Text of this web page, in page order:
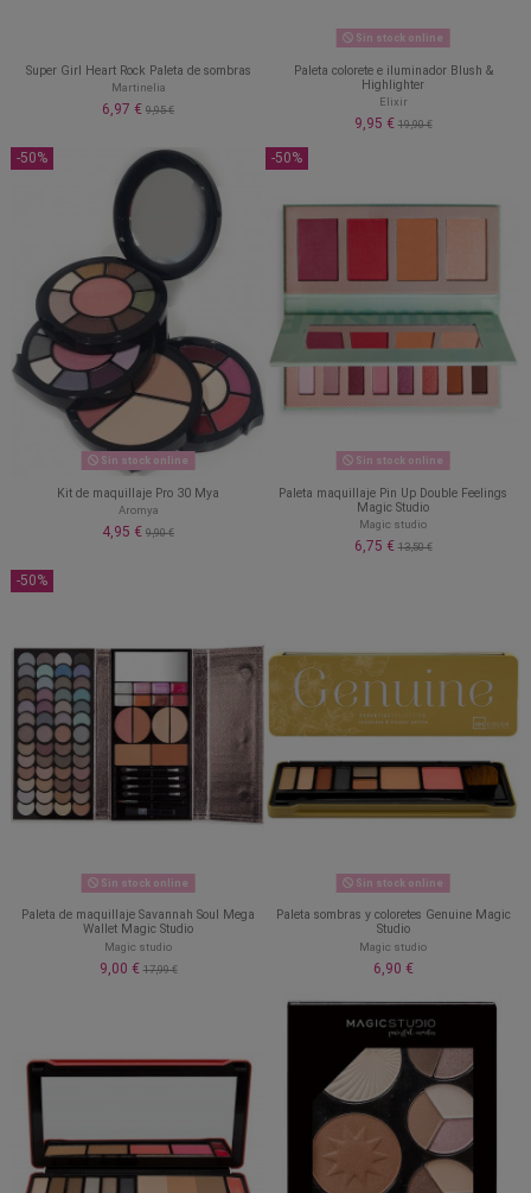
Super Girl Heart Rock Paleta de sombras
Martinelia
6,97 € 9,95 €
Sin stock online
Paleta colorete e iluminador Blush &
Highlighter
Elixir
9,95 €19,90 €
-50%
Sin stock online
Kit de maquillaje Pro 30 Mya
Aromya
4,95 € 9,90 €
-50%
Sin stock online
Paleta maquillaje Pin Up Double Feelings
Magic Studio
Magic studio
6,75 €13,50 €
-50%
Sin stock online
Paleta de maquillaje Savannah Soul Mega
Wallet Magic Studio
Magic studio
9,00 €17,99 €
Sin stock online
Paleta sombras y coloretes Genuine Magic
Studio
Magic studio
6,90 €